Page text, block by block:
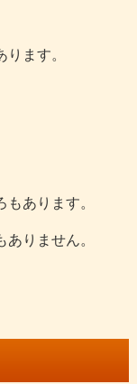
ます。
あります。
りません。